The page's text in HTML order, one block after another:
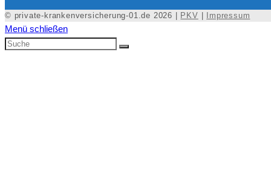
© private-krankenversicherung-01.de 2026 | PKV | Impressum
Menü schließen